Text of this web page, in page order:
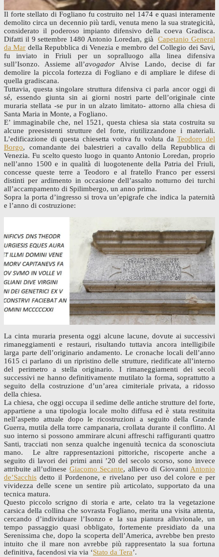
Il forte stellato di Fogliano fu costruito nel 1474 e quasi interamente
demolito circa un decennio più tardi, venuta meno la sua strategicità,
considerato il poderoso impianto difensivo della coeva Gradisca.
Difatti il 9 settembre 1480 Antonio Loredan, giàCapetanio General
da Mar della Repubblica di Venezia e membro del Collegio dei Savi,
fu inviato in Friuli per un sopralluogo alla linea difensiva
sull’Isonzo. Assieme all’avogador Alvise Lando, decise di far
demolire la piccola fortezza di Fogliano e di ampliare le difese di
quella gradiscana.
Tuttavia, questa singolare struttura difensiva ci parla ancor oggi di
sé, essendo giunta sin ai giorni nostri parte dell’originale cinte
muraria stellata -se pur in un alzato limitato- attorno alla chiesa di
Santa Maria in Monte, a Fogliano.
E’ immaginabile che, nel 1521, questa chiesa sia stata costruita su
alcune preesistenti strutture del forte, riutilizzandone i materiali.
L’edificazione di questa chiesetta votiva fu voluta daTeodoro del
Borgo, comandante dei balestrieri a cavallo della Repubblica di
Venezia. Fu scelto questo luogo in quanto Antonio Loredan, proprio
nell’anno 1500 e in qualità di luogotenente della Patria del Friuli,
concesse queste terre a Teodoro e al fratello Franco per essersi
distinti per ardimento in occasione dell’assalto notturno dei turchi
all’accampamento di Spilimbergo, un anno prima.
Sopra la porta d’ingresso si trova un’epigrafe che indica la paternità
e l’anno di costruzione:
La cinta muraria presenta oggi alcune lacune, dovute ai successivi
rimaneggiamenti e restauri, risultando tuttavia ancora intelligibile
larga parte dell’originario andamento. Le cronache locali dell’anno
1615 ci parlano di un ripristino delle strutture, riedificate all’interno
del perimetro a stella originario. I rimaneggiamenti dei secoli
successivi ne hanno definitivamente mutilato la forma, soprattutto a
seguito della costruzione d’un’area cimiteriale privata, a ridosso
della chiesa.
La chiesa, che oggi occupa il sedime delle antiche strutture del forte,
appartiene a una tipologia locale molto diffusa ed è stata restituita
nell’aspetto attuale dopo le ricostruzioni a seguito della Grande
Guerra, mutila della torre campanaria, crollata durante il conflitto. Al
suo interno si possono ammirare alcuni affreschi raffiguranti quattro
Santi, tracciati non senza qualche ingenuità tecnica da sconosciuta
mano. Le altre rappresentazioni pittoriche, riscoperte anche a
seguito di lavori dei primi anni ’20 del secolo scorso, sono invece
attribuite all’udinese Giacomo Secante, allievo di GiovanniAntonio
de’Sacchis detto il Pordenone, e rivelano per uso del colore e per
vividezza delle scene un sentire più articolato, supportato da una
tecnica matura.
Questo piccolo scrigno di storia e arte, celato tra la vegetazione
carsica della collina che sovrasta Fogliano, merita una visita attenta,
cercando d’individuare l’Isonzo e la sua pianura alluvionale, un
tempo passaggio quasi obbligato, fortemente presidiato da una
Serenissima che, dopo la scoperta dell’America, avrebbe ben presto
intuito che il mare non avrebbe più rappresentato la sua fortuna
definitiva, facendosi via via ‘Stato da Tera’.